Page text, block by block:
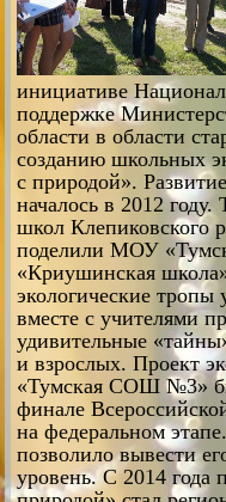
инициативе
поддержке
области в области
созданию школьных
с природой».
началось в 2012
школ Клепиковского
поделили МОУ
«Криушинская
экологические тропы
вместе с учителями
удивительные
и взрослых. Проект
«Тумская СОШ №3»
финале
на федеральном
позволило вывести
уровень. С 2014 года